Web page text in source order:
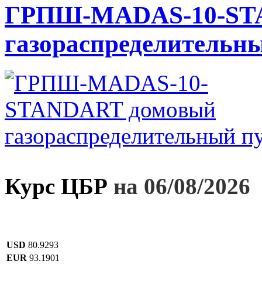
ГРПШ-MADAS-10-
Курс ЦБР на 06/08/2026
USD 80.9293
EUR 93.1901